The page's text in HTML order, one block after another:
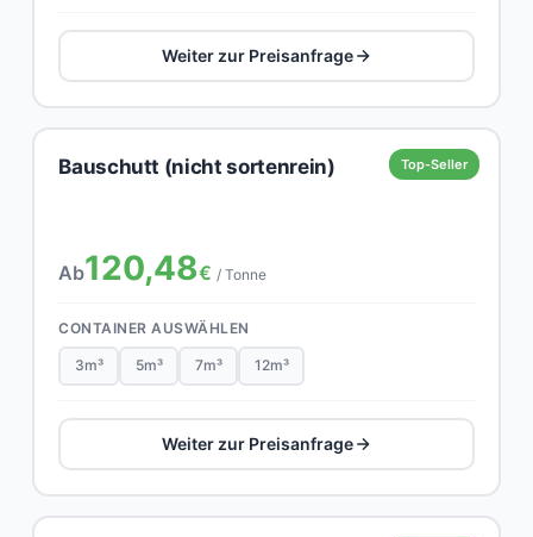
Weiter zur Preisanfrage
Top-Seller
Bauschutt (nicht sortenrein)
Ab120,48€ / Tonne
CONTAINER AUSWÄHLEN
3m³ 5m³ 7m³ 12m³
Weiter zur Preisanfrage